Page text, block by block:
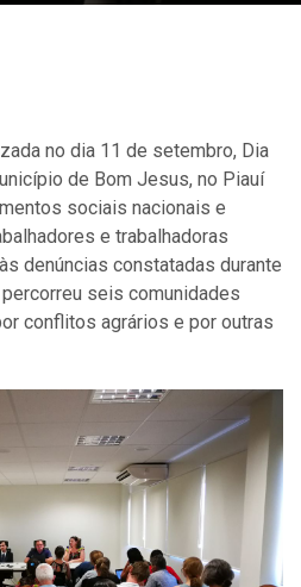
no dia 11 de setembro, Dia
de Bom Jesus, no Piauí
sociais nacionais e
e trabalhadoras
denúncias constatadas durante
seis comunidades
conflitos agrários e por outras